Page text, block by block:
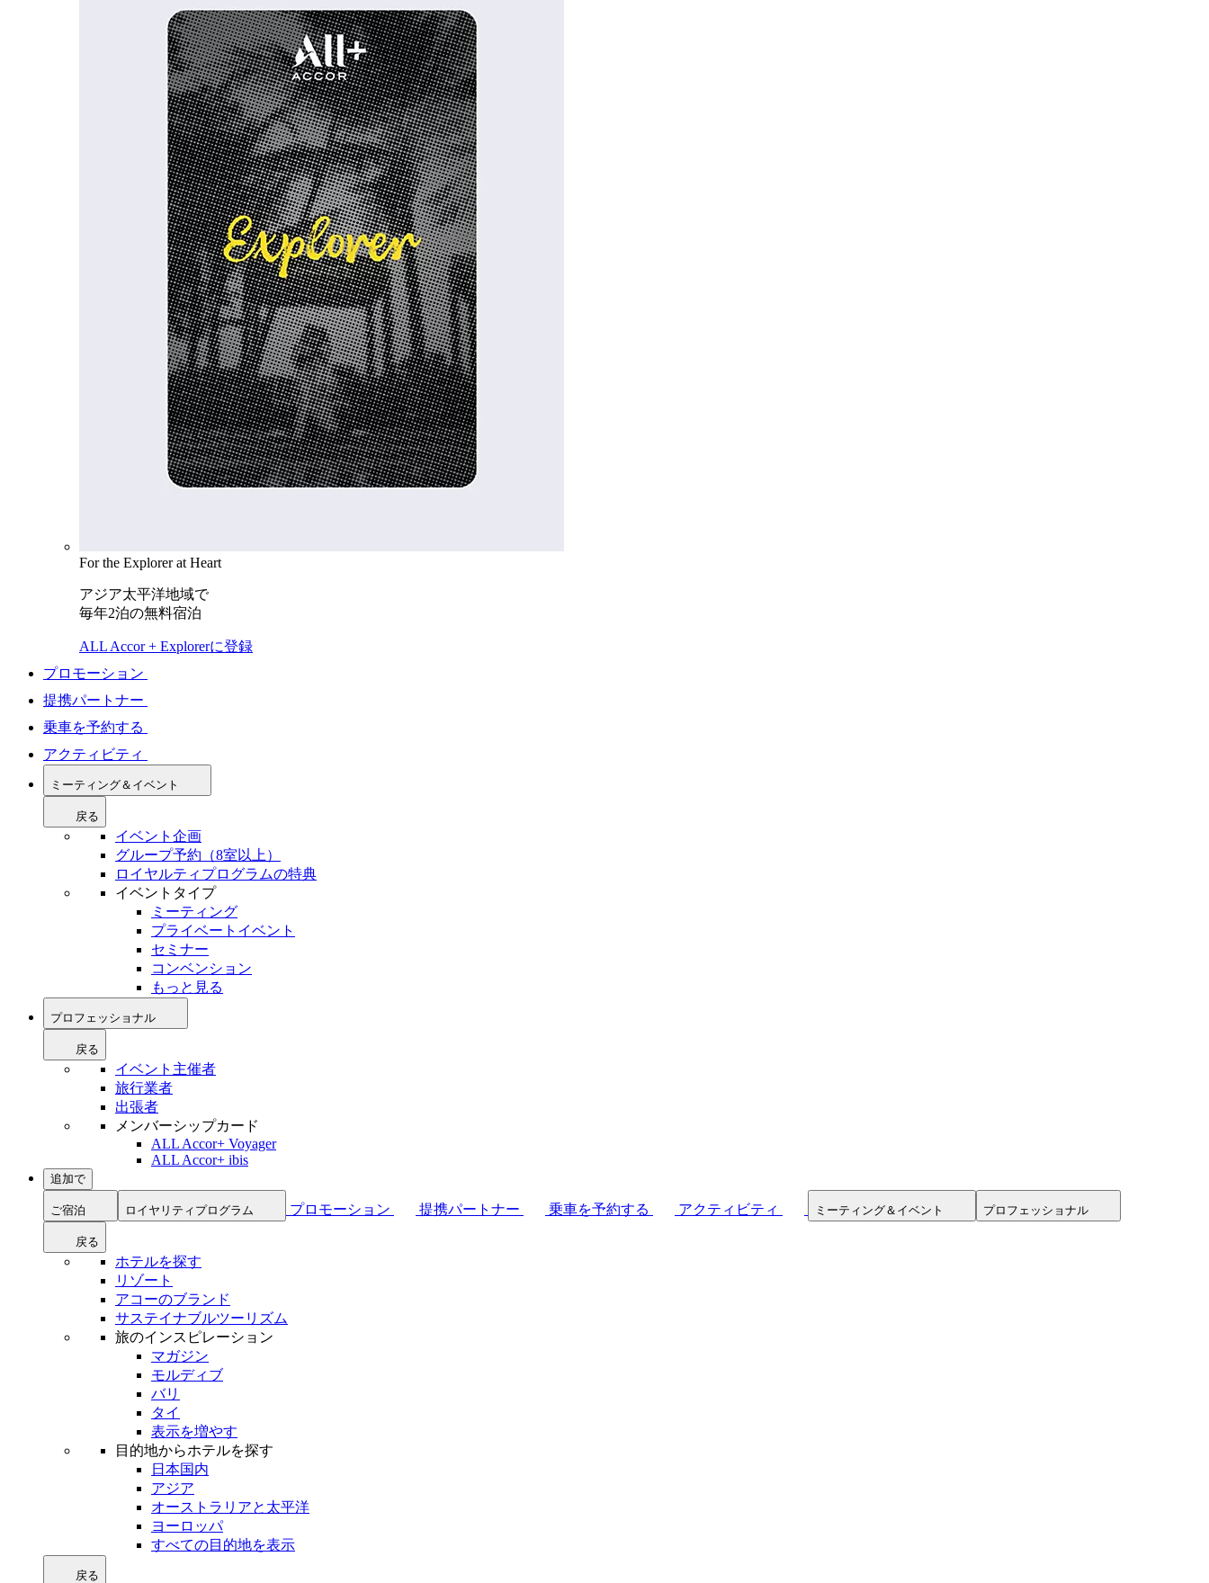
For the Explorer at Heart
アジア太平洋地域で
毎年2泊の無料宿泊
ALL Accor + Explorerに登録
プロモーション
提携パートナー
乗車を予約する
アクティビティ
ミーティング＆イベント
戻る
イベント企画
グループ予約（8室以上）
ロイヤルティプログラムの特典
イベントタイプ
ミーティング
プライベートイベント
セミナー
コンベンション
もっと見る
プロフェッショナル
戻る
イベント主催者
旅行業者
出張者
メンバーシップカード
ALL Accor+ Voyager
ALL Accor+ ibis
追加で
ご宿泊 ロイヤリティプログラム プロモーション 提携パートナー 乗車を予約する アクティビティ ミーティング＆イベント プロフェッショナル
戻る
ホテルを探す
リゾート
アコーのブランド
サステイナブルツーリズム
旅のインスピレーション
マガジン
モルディブ
バリ
タイ
表示を増やす
目的地からホテルを探す
日本国内
アジア
オーストラリアと太平洋
ヨーロッパ
すべての目的地を表示
戻る